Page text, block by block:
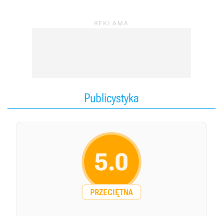
Publicystyka
5.0
PRZECIĘTNA